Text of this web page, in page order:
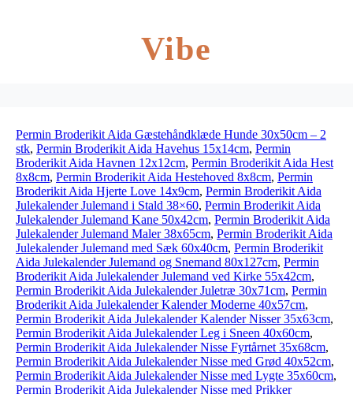
Vibe
Permin Broderikit Aida Gæstehåndklæde Hunde 30x50cm – 2
stk, Permin Broderikit Aida Havehus 15x14cm, Permin
Broderikit Aida Havnen 12x12cm, Permin Broderikit Aida Hest
8x8cm, Permin Broderikit Aida Hestehoved 8x8cm, Permin
Broderikit Aida Hjerte Love 14x9cm, Permin Broderikit Aida
Julekalender Julemand i Stald 38×60, Permin Broderikit Aida
Julekalender Julemand Kane 50x42cm, Permin Broderikit Aida
Julekalender Julemand Maler 38x65cm, Permin Broderikit Aida
Julekalender Julemand med Sæk 60x40cm, Permin Broderikit
Aida Julekalender Julemand og Snemand 80x127cm, Permin
Broderikit Aida Julekalender Julemand ved Kirke 55x42cm,
Permin Broderikit Aida Julekalender Juletræ 30x71cm, Permin
Broderikit Aida Julekalender Kalender Moderne 40x57cm,
Permin Broderikit Aida Julekalender Kalender Nisser 35x63cm,
Permin Broderikit Aida Julekalender Leg i Sneen 40x60cm,
Permin Broderikit Aida Julekalender Nisse Fyrtårnet 35x68cm,
Permin Broderikit Aida Julekalender Nisse med Grød 40x52cm,
Permin Broderikit Aida Julekalender Nisse med Lygte 35x60cm,
Permin Broderikit Aida Julekalender Nisse med Prikker